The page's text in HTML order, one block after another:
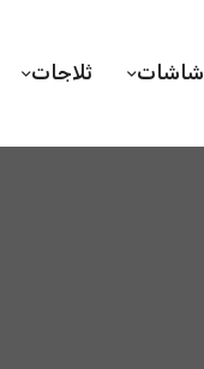
شاشات ثلاجات